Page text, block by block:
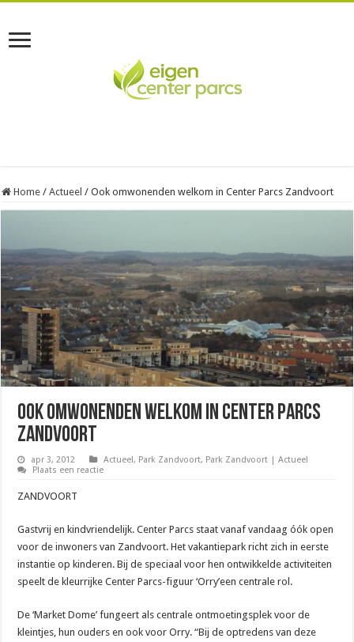
Home / Actueel / Ook omwonenden welkom in Center Parcs Zandvoort
Ook omwonenden welkom in Center Parcs
Zandvoort
apr 3, 2012 Actueel, Park Zandvoort, Park Zandvoort | Actueel
Plaats een reactie
ZANDVOORT
Gastvrij en kindvriendelijk. Center Parcs staat vanaf vandaag óók open
voor de inwoners van Zandvoort. Het vakantiepark richt zich in eerste
instantie op kinderen. Bij de speciaal voor hen ontwikkelde activiteiten
speelt de kleurrijke Center Parcs-figuur ‘Orry’een centrale rol.
De ‘Market Dome’ fungeert als centrale ontmoetingsplek voor de
kleintjes, hun ouders en ook voor Orry. “Bij de optredens van deze